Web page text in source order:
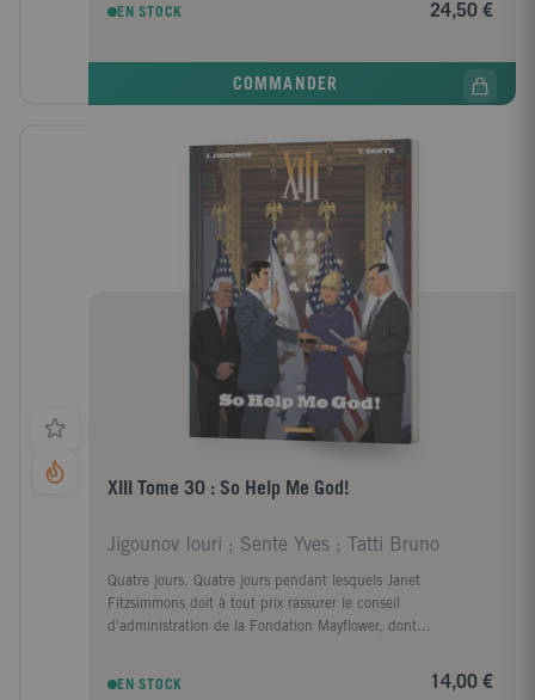
EN STOCK 24,50 €
COMMANDER
XIII Tome 30 : So Help Me God!
Jigounov Iouri ; Sente Yves ; Tatti Bruno
Quatre jours. Quatre jours pendant lesquels Janet
Fitzsimmons doit à tout prix rassurer le conseil
d'administration de la Fondation Mayflower, dont...
EN STOCK 14,00 €